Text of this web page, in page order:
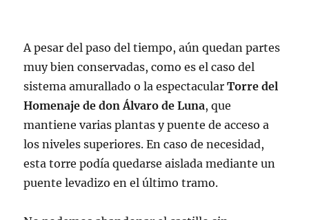
A pesar del paso del tiempo, aún quedan partes
muy bien conservadas, como es el caso del
sistema amurallado o la espectacularTorre del
Homenaje de don Álvaro de Luna, que
mantiene varias plantas y puente de acceso a
los niveles superiores. En caso de necesidad,
esta torre podía quedarse aislada mediante un
puente levadizo en el último tramo.